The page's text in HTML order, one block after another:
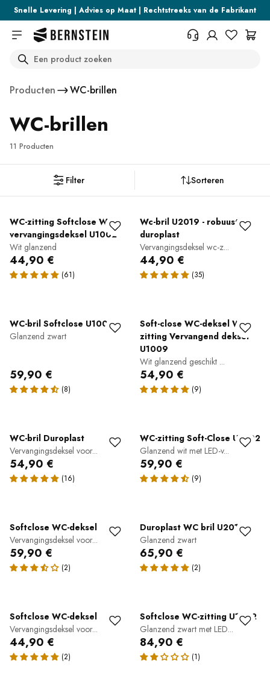
Skip to main content
Snelle Levering | Advies op Maat | Rechtstreeks van de Fabrikant
Search
Producten WC-brillen
WC-brillen
11 Producten
Filter Sorteren
WC-zitting Softclose WC-
vervangingsdeksel U1002
Wit glanzend
44,90 €
Wc-bril U2019 - robuust
duroplast
Vervangingsdeksel wc-z...
44,90 €
WC-bril Softclose U1002
Glanzend zwart
59,90 €
Soft-close WC-deksel WC-
zitting Vervangend deksel
U1009
Wit glanzend geschikt ...
54,90 €
WC-bril Duroplast
Vervangingsdeksel voor...
54,90 €
WC-zitting Soft-Close U1002
Glanzend wit met LED-v...
59,90 €
Softclose WC-deksel
Vervangingsdeksel voor...
59,90 €
Duroplast WC bril U2019
Glanzend zwart
65,90 €
Softclose WC-deksel
Vervangingsdeksel voor...
44,90 €
Softclose WC-zitting U1002
Glanzend zwart met LED...
84,90 €